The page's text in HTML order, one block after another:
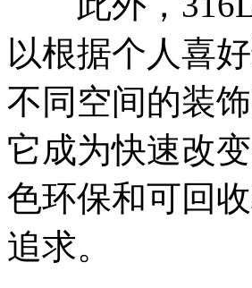
以根据个人喜
不同空间的装
它成为快速改
色环保和可回
追求。